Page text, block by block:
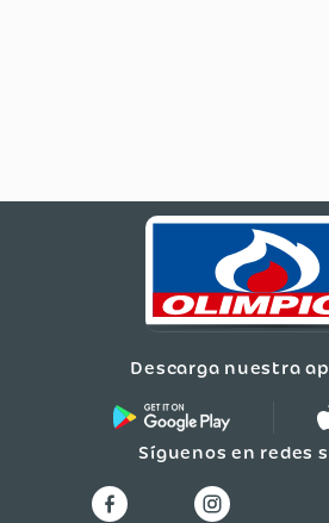
Descarga nuestra
Síguenos en redes